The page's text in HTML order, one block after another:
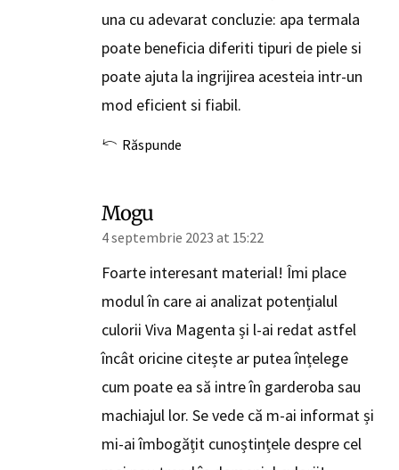
una cu adevarat concluzie: apa termala
poate beneficia diferiti tipuri de piele si
poate ajuta la ingrijirea acesteia intr-un
mod eficient si fiabil.
Răspunde
Mogu
4 septembrie 2023 at 15:22
Foarte interesant material! Îmi place
modul în care ai analizat potențialul
culorii Viva Magenta și l-ai redat astfel
încât oricine citește ar putea înțelege
cum poate ea să intre în garderoba sau
machiajul lor. Se vede că m-ai informat și
mi-ai îmbogățit cunoștințele despre cel
mai nou trend în domeniul culorii!